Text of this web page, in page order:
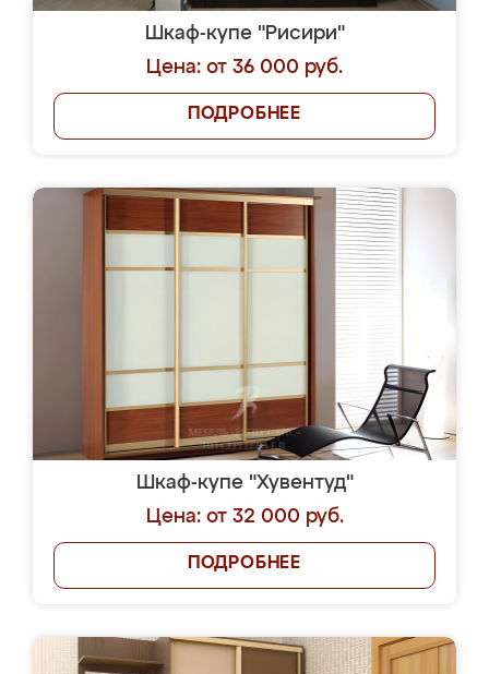
Шкаф-купе "Рисири"
Цена: от 36 000 руб.
ПОДРОБНЕЕ
Шкаф-купе "Хувентуд"
Цена: от 32 000 руб.
ПОДРОБНЕЕ